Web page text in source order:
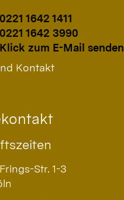
0221 1642 1411
0221 1642 3990
Klick zum E-Mail senden
Kontakt
Str. 1-3